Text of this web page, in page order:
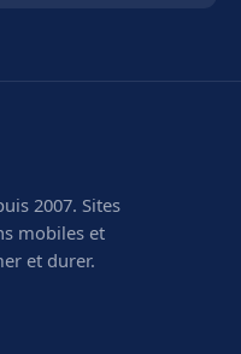
2007. Sites
mobiles et
et durer.